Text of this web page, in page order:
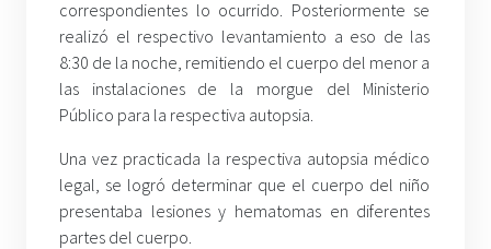
correspondientes lo ocurrido. Posteriormente se
realizó el respectivo levantamiento a eso de las
8:30 de la noche, remitiendo el cuerpo del menor a
las instalaciones de la morgue del Ministerio
Público para la respectiva autopsia.
Una vez practicada la respectiva autopsia médico
legal, se logró determinar que el cuerpo del niño
presentaba lesiones y hematomas en diferentes
partes del cuerpo.